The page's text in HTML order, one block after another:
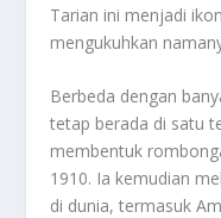
Tarian ini menjadi
mengukuhkan
Berbeda dengan
tetap berada di satu
membentuk
1910. Ia kemudian
di dunia, termasuk